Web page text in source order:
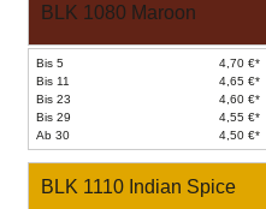
BLK 1080 Maroon
Bis 5
4,70 €*
Bis 11
4,65 €*
Bis 23
4,60 €*
Bis 29
4,55 €*
Ab 30
4,50 €*
BLK 1110 Indian Spice